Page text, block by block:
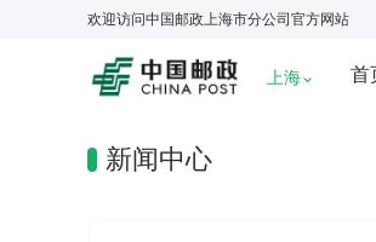
欢迎访问中国邮政上海市分公司 官方网站
上海 首
新闻中心